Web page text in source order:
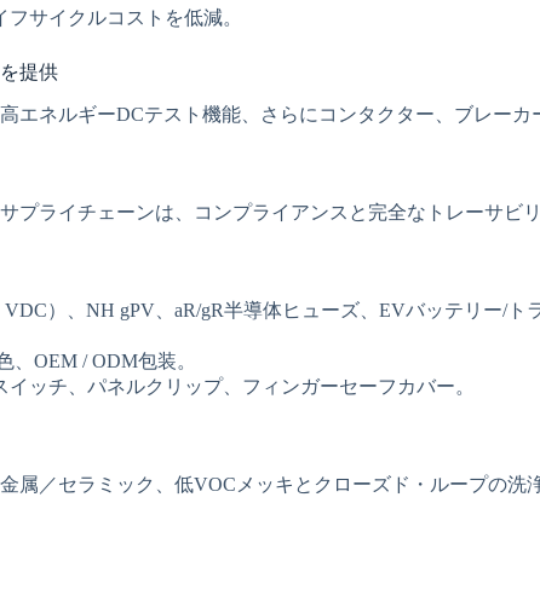
サイクルコストを低減。
提供
ネルギーDCテスト機能、さらにコンタクター、ブレー
ライチェーンは、コンプライアンスと完全なトレーサビ
VDC）、NH gPV、aR/gR半導体ヒューズ、EVバッテリー/
OEM / ODM包装。
ッチ、パネルクリップ、フィンガーセーフカバー。
属／セラミック、低VOCメッキとクローズド・ループの